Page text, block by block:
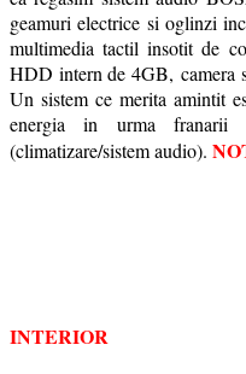
geamuri electrice si oglinzi
multimedia tactil insotit de
HDD intern de 4GB, camera
Un sistem ce merita amintit
energia in urma franarii
(climatizare/sistem audio).
INTERIOR